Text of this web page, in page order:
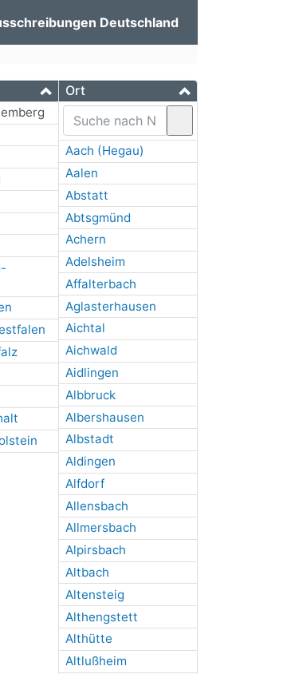
Deutschland
Ort
Aach (Hegau)
Aalen
Abstatt
Abtsgmünd
Achern
Adelsheim
Affalterbach
Aglasterhausen
Aichtal
Aichwald
Aidlingen
Albbruck
Albershausen
Albstadt
Aldingen
Alfdorf
Allensbach
Allmersbach
Alpirsbach
Altbach
Altensteig
Althengstett
Althütte
Altlußheim